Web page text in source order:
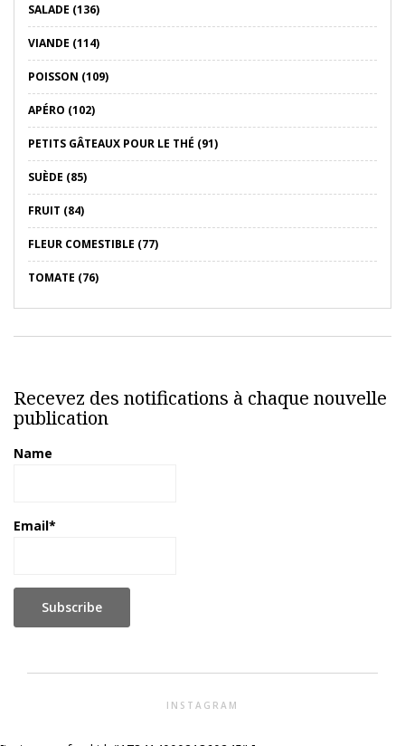
SALADE (136)
VIANDE (114)
POISSON (109)
APÉRO (102)
PETITS GÂTEAUX POUR LE THÉ (91)
SUÈDE (85)
FRUIT (84)
FLEUR COMESTIBLE (77)
TOMATE (76)
Recevez des notifications à chaque nouvelle
publication
Name
Email*
INSTAGRAM